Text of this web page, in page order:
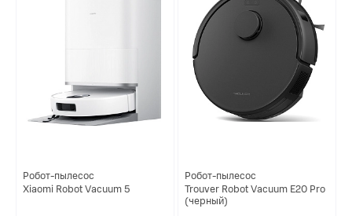
Робот-пылесос
Xiaomi Robot Vacuum 5
Робот-пылесос
Trouver Robot Vacuum E20 Pro
(черный)